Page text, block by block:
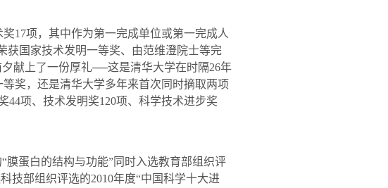
奖17项，其中作为第一完成单位或第一完成人
获国家技术发明一等奖、由范维澄院士等完
献上了一份厚礼──这是清华大学在时隔26年
奖，还是清华大学多年来首次同时摘取两项
44项、技术发明奖120项、科学技术进步奖
蛋白的结构与功能”同时入选教育部组织评
技部组织评选的2010年度“中国科学十大进